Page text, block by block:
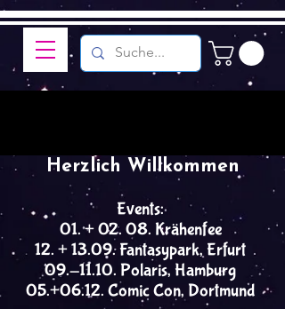
Events:
01. + 02. 08. Krähenfee
12. + 13.09. Fantasypark, Erfurt
09.-11.10. Polaris, Hamburg
05.+06.12. Comic Con, Dortmund
Herzlich Willkommen